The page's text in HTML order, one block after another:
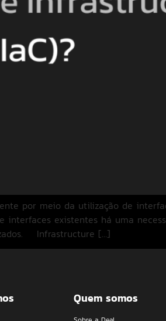
por meio da utilização de
existentes há uma
Infrastructure […]
Quem somos